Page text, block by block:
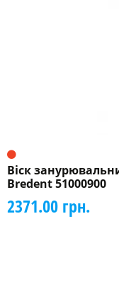
Віск
Bredent 51000900
2371.00 грн.